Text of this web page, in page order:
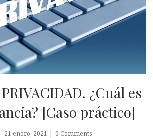
¿Cuál es
[Caso práctico]
21 enero, 2021 0 Comments